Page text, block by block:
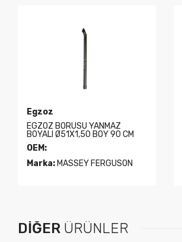
Egzoz
EGZOZ BORUSU YANMAZ
BOYALI Ø51X1,50 BOY 90 CM
OEM:
Marka: MASSEY FERGUSON
DIĞER ÜRÜNLER